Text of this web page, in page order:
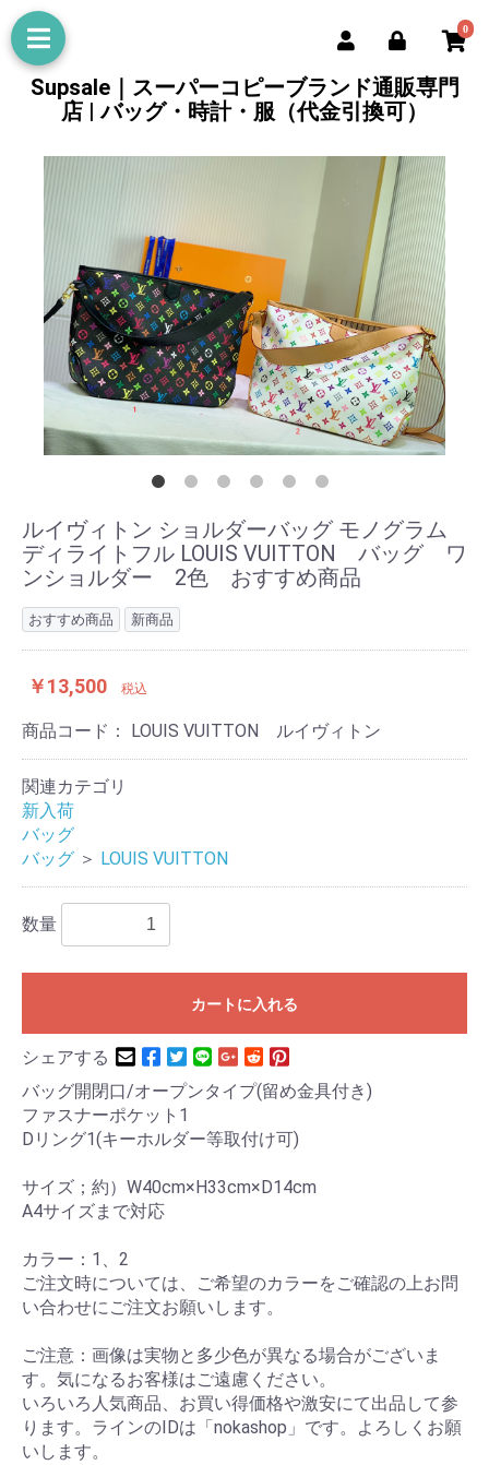
0
Supsale｜スーパーコピーブランド通販専門
店 | バッグ・時計・服（代金引換可）
ルイヴィトン ショルダーバッグ モノグラム
ディライトフル LOUIS VUITTON バッグ ワ
ンショルダー 2色 おすすめ商品
おすすめ商品 新商品
￥13,500 税込
商品コード： LOUIS VUITTON ルイヴィトン
関連カテゴリ
新入荷
バッグ
バッグ ＞ LOUIS VUITTON
数量
カートに入れる
シェアする
バッグ開閉口/オープンタイプ(留め金具付き)
ファスナーポケット1
Dリング1(キーホルダー等取付け可)
サイズ；約）W40cm×H33cm×D14cm
A4サイズまで対応
カラー：1、2
ご注文時については、ご希望のカラーをご確認の上お問
い合わせにご注文お願いします。
ご注意：画像は実物と多少色が異なる場合がございま
す。気になるお客様はご遠慮ください。
いろいろ人気商品、お買い得価格や激安にて出品して参
ります。ラインのIDは「nokashop」です。よろしくお願
いします。